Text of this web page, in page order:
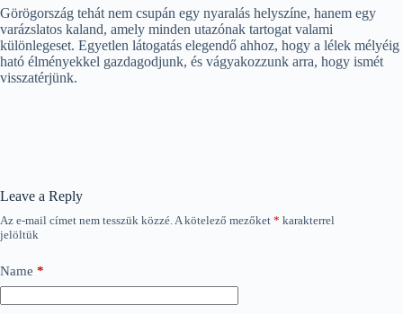
Görögország tehát nem csupán egy nyaralás helyszíne, hanem egy
varázslatos kaland, amely minden utazónak tartogat valami
különlegeset. Egyetlen látogatás elegendő ahhoz, hogy a lélek mélyéig
ható élményekkel gazdagodjunk, és vágyakozzunk arra, hogy ismét
visszatérjünk.
Leave a Reply
Az e-mail címet nem tesszük közzé.A kötelező mezőket * karakterrel
jelöltük
Name *